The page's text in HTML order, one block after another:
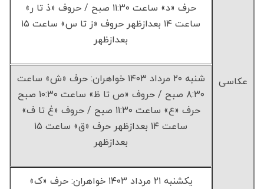
عکاسی
حرف «د» ساعت ۱۱:۳۰ صبح / حروف «ذ تا ر»
ساعت ۱۴ بعدازظهر حروف «ز تا س» ساعت ۱۵
بعدازظهر
شنبه ۲۰ مرداد ۱۴۰۳ خواهران: حرف «ش» ساعت
۸:۳۰ صبح / حروف «ص تا ظ» ساعت ۱۰:۳۰ صبح
حرف «ع» ساعت ۱۱:۳۰ صبح / حروف «غ تا ف»
ساعت ۱۴ بعدازظهر حرف «ق» ساعت ۱۵
بعدازظهر
یکشنبه ۲۱ مرداد ۱۴۰۳ خواهران: حرف «ک»